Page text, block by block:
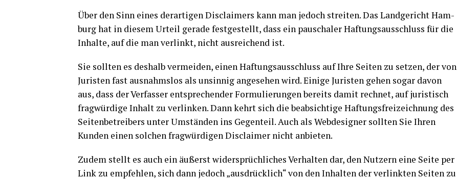
Über den Sinn eines der­ar­ti­gen Dis­clai­mers kann man jedoch strei­ten. Das Land­ge­richt Ham­
burg hat in die­sem Urteil gera­de fest­ge­stellt, dass ein pau­scha­ler Haf­tungs­aus­schluss für die
Inhal­te, auf die man ver­linkt, nicht aus­rei­chend ist.
Sie soll­ten es des­halb ver­mei­den, einen Haf­tungs­aus­schluss auf Ihre Sei­ten zu set­zen, der von
Juris­ten fast aus­nahms­los als unsin­nig ange­se­hen wird. Eini­ge Juris­ten gehen sogar davon
aus, dass der Ver­fas­ser ent­spre­chen­der For­mu­lie­run­gen bereits damit rech­net, auf juris­tisch
frag­wür­di­ge Inhalt zu ver­lin­ken. Dann kehrt sich die beab­sich­ti­ge Haf­tungs­frei­zeich­nung des
Sei­ten­be­trei­bers unter Umstän­den ins Gegen­teil. Auch als Web­de­si­gner soll­ten Sie Ihren
Kun­den einen sol­chen frag­wür­di­gen Dis­clai­mer nicht anbieten.
Zudem stellt es auch ein äußerst wider­sprüch­li­ches Ver­hal­ten dar, den Nut­zern eine Sei­te per
Link zu emp­feh­len, sich dann jedoch „aus­drück­lich“ von den Inhal­ten der ver­link­ten Sei­ten zu